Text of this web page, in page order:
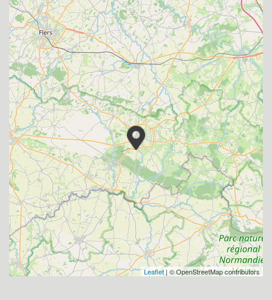
Leaflet | © OpenStreetMap contributors